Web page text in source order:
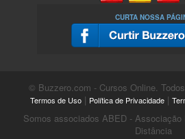
CURTA NOSSA
© Buzzero.com - Cursos Online.
Termos de Uso| Política de Privacidade|
Somos associados ABED -
Distância